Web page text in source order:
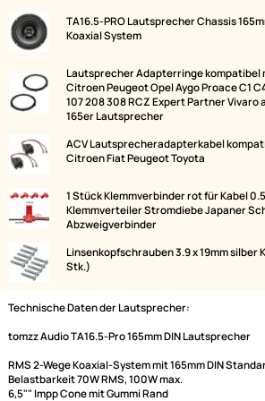
Lieferumfang:
Bild
TA16.5-PRO Lautsprecher Chassis
Koaxial System
Lautsprecher Adapterringe
Citroen Peugeot Opel Aygo Proace
165er Lautsprecher
ACV Lautsprecheradapterkabel
1 Stück Klemmverbinder rot für